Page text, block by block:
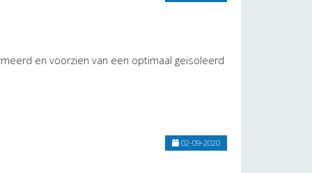
en voorzien van een optimaal geïsoleerd
02-09-2020